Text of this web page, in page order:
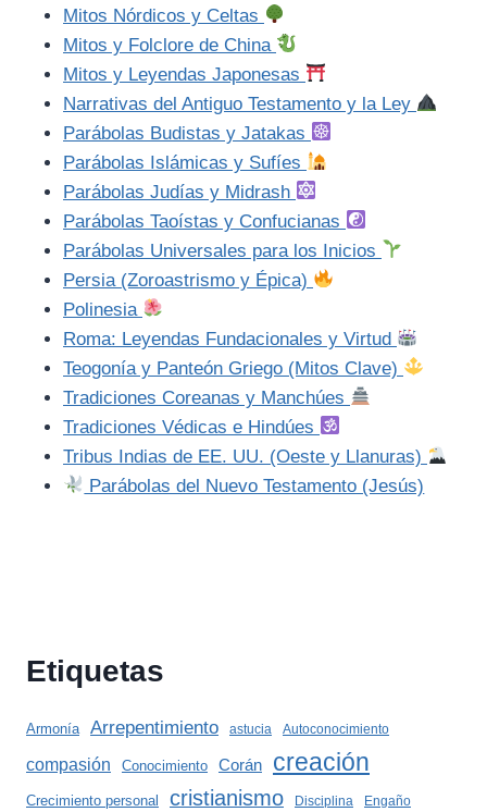
Mitos Nórdicos y Celtas
Mitos y Folclore de China
Mitos y Leyendas Japonesas
Narrativas del Antiguo Testamento y la Ley
Parábolas Budistas y Jatakas
Parábolas Islámicas y Sufíes
Parábolas Judías y Midrash
Parábolas Taoístas y Confucianas
Parábolas Universales para los Inicios
Persia (Zoroastrismo y Épica)
Polinesia
Roma: Leyendas Fundacionales y Virtud
Teogonía y Panteón Griego (Mitos Clave)
Tradiciones Coreanas y Manchúes
Tradiciones Védicas e Hindúes
Tribus Indias de EE. UU. (Oeste y Llanuras)
Parábolas del Nuevo Testamento (Jesús)
Etiquetas
Armonía Arrepentimiento astucia Autoconocimiento
compasión Conocimiento Corán creación
Crecimiento personal cristianismo Disciplina Engaño